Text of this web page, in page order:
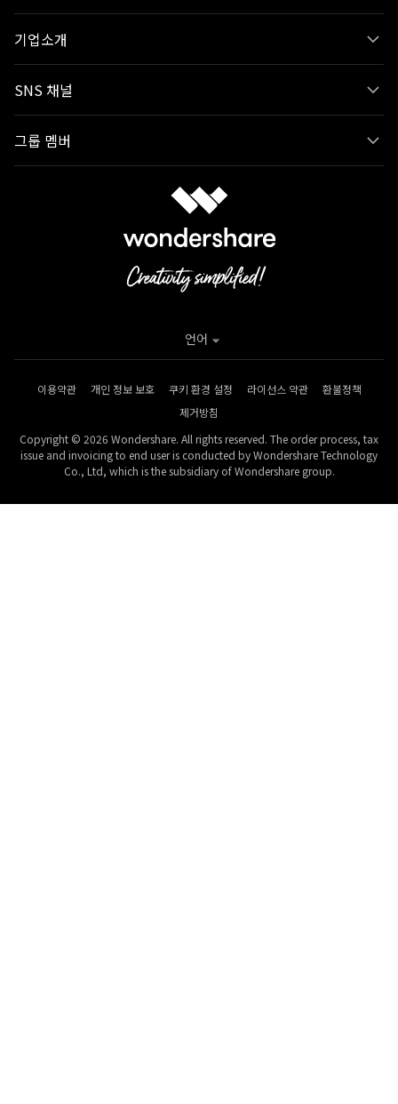
기업소개
SNS 채널
그룹 멤버
이용약관 개인 정보 보호 쿠키 환경 설정 라이선스 약관
환불정책
제거방침
Copyright © 2026 Wondershare. All rights reserved. The order process, tax
issue and invoicing to end user is conducted by Wondershare Technology
Co., Ltd, which is the subsidiary of Wondershare group.
언어